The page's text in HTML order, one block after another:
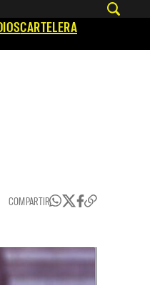
CARTELERA
COMPARTIR